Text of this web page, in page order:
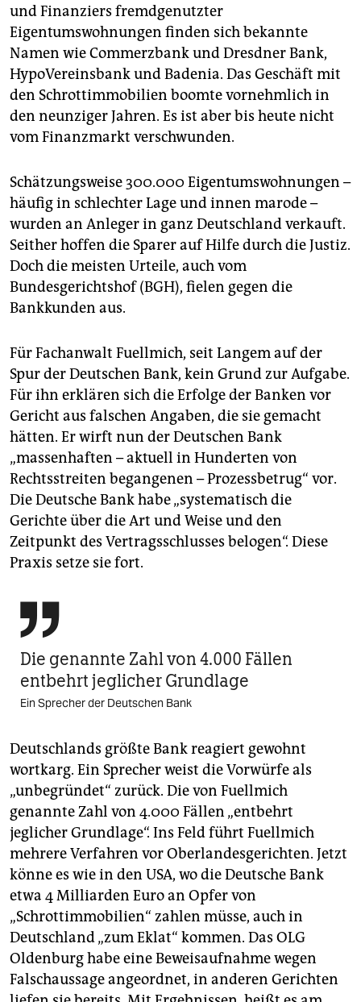
und Finanziers fremdgenutzter
Eigentumswohnungen finden sich bekannte
Namen wie Commerzbank und Dresdner Bank,
HypoVereinsbank und Badenia. Das Geschäft mit
den Schrottimmobilien boomte vornehmlich in
den neunziger Jahren. Es ist aber bis heute nicht
vom Finanzmarkt verschwunden.
Schätzungsweise 300.000 Eigentumswohnungen –
häufig in schlechter Lage und innen marode –
wurden an Anleger in ganz Deutschland verkauft.
Seither hoffen die Sparer auf Hilfe durch die Justiz.
Doch die meisten Urteile, auch vom
Bundesgerichtshof (BGH), fielen gegen die
Bankkunden aus.
Für Fachanwalt Fuellmich, seit Langem auf der
Spur der Deutschen Bank, kein Grund zur Aufgabe.
Für ihn erklären sich die Erfolge der Banken vor
Gericht aus falschen Angaben, die sie gemacht
hätten. Er wirft nun der Deutschen Bank
„massenhaften – aktuell in Hunderten von
Rechtsstreiten begangenen – Prozessbetrug“ vor.
Die Deutsche Bank habe „systematisch die
Gerichte über die Art und Weise und den
Zeitpunkt des Vertragsschlusses belogen“. Diese
Praxis setze sie fort.

Die genannte Zahl von 4.000 Fällen
entbehrt jeglicher Grundlage
Ein Sprecher der Deutschen Bank
Deutschlands größte Bank reagiert gewohnt
wortkarg. Ein Sprecher weist die Vorwürfe als
„unbegründet“ zurück. Die von Fuellmich
genannte Zahl von 4.000 Fällen „entbehrt
jeglicher Grundlage“. Ins Feld führt Fuellmich
mehrere Verfahren vor Oberlandesgerichten. Jetzt
könne es wie in den USA, wo die Deutsche Bank
etwa 4 Milliarden Euro an Opfer von
„Schrottimmobilien“ zahlen müsse, auch in
Deutschland „zum Eklat“ kommen. Das OLG
Oldenburg habe eine Beweisaufnahme wegen
Falschaussage angeordnet, in anderen Gerichten